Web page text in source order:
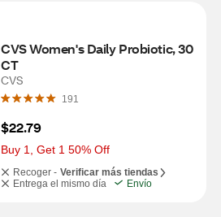
CVS Women's Daily Probiotic, 30
CT
CVS
191
$22.79
Buy 1, Get 1 50% Off
Recoger - Verificar más tiendas
Entrega el mismo día
Envío